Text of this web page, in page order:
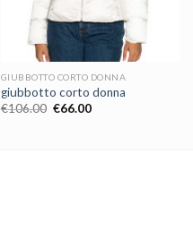
GIUBBOTTO CORTO DONNA
giubbotto corto donna
€106.00 €66.00